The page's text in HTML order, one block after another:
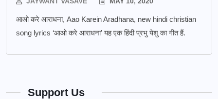
आओ करे आराधना, Aao Karein Aradhana, new hindi christian
song lyrics ‘आओ करे आराधना’ यह एक हिंदी प्रभु येशु का गीत हैं.
Support Us